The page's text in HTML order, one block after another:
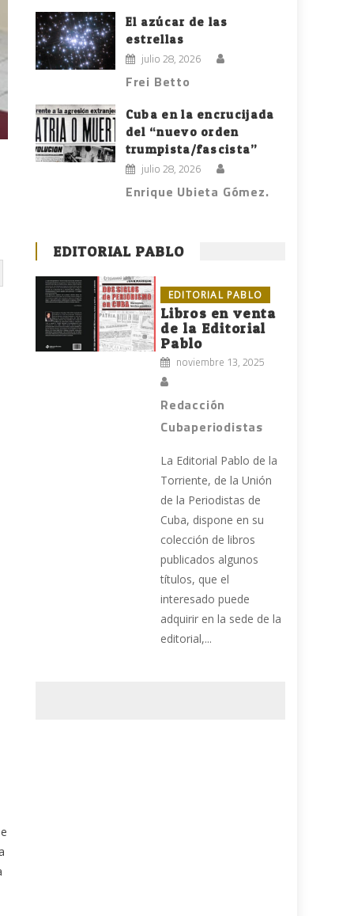
El azúcar de las
estrellas
julio 28, 2026
Frei Betto
Cuba en la encrucijada
del “nuevo orden
trumpista/fascista”
julio 28, 2026
Enrique Ubieta Gómez.
EDITORIAL PABLO
EDITORIAL PABLO
Libros en venta
de la Editorial
Pablo
noviembre 13, 2025
Redacción
Cubaperiodistas
La Editorial Pablo de la
Torriente, de la Unión
de la Periodistas de
Cuba, dispone en su
colección de libros
publicados algunos
títulos, que el
interesado puede
adquirir en la sede de la
editorial,...